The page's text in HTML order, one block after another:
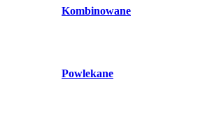
Kombinowane
Powlekane